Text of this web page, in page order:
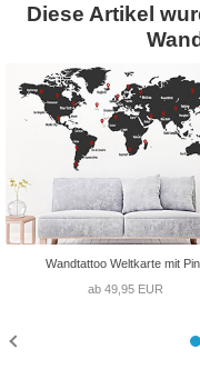
Diese Artikel
Wandtattoo Weltkarte mit
ab 49,95 EUR